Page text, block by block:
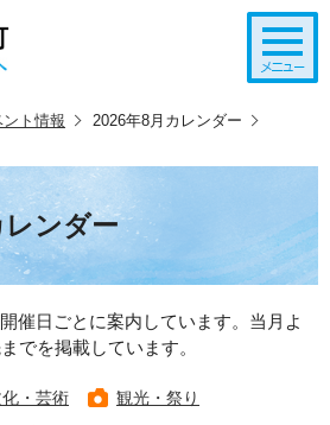
ント情報 2026年8月カレンダー
ンダー
催日ごとに案内しています。当月よ
でを掲載しています。
・芸術 観光・祭り